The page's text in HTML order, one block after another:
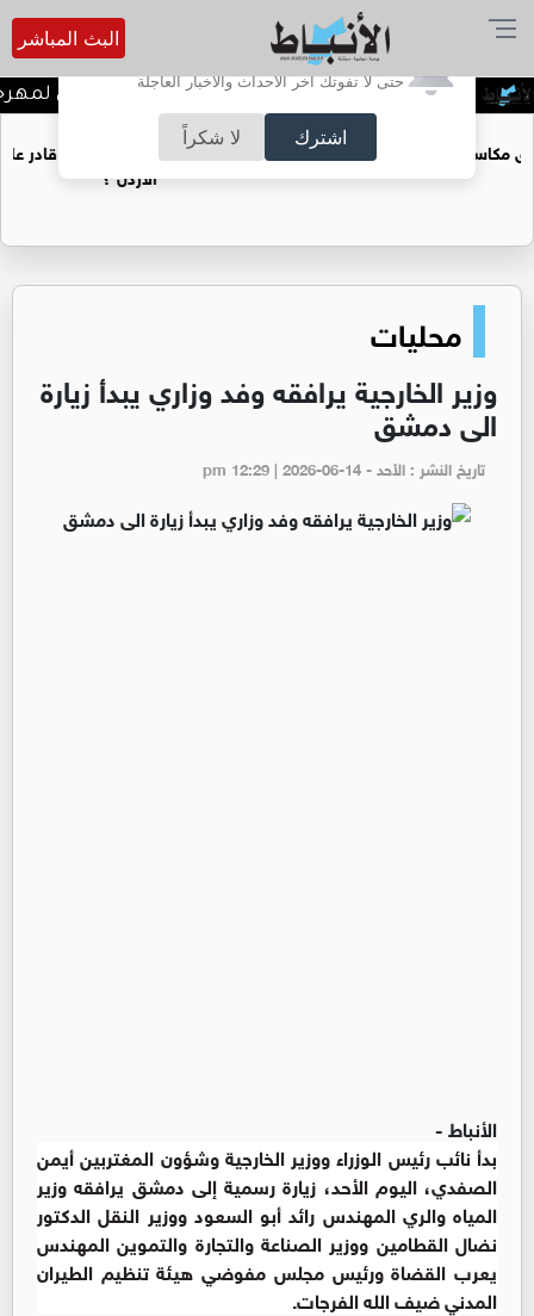
أترغب في تفعيل الإشعارات؟
حتى لا تفوتك آخر الأحداث والأخبار العاجلة
اشترك لا شكراً
البث المباشر
ندوة تعاين التراث الأردني ضمن البرنامج الثقافي
هل غاز الريشة قادر على ان يغطي فجوة الطاقة في
الأردن ؟
محليات
وزير الخارجية يرافقه وفد وزاري يبدأ زيارة
الى دمشق
تاريخ النشر : الأحد - pm 12:29 | 2026-06-14
الأنباط -
بدأ نائب رئيس الوزراء ووزير الخارجية وشؤون المغتربين أيمن
الصفدي، اليوم الأحد، زيارة رسمية إلى دمشق يرافقه وزير
المياه والري المهندس رائد أبو السعود ووزير النقل الدكتور
نضال القطامين ووزير الصناعة والتجارة والتموين المهندس
يعرب القضاة ورئيس مجلس مفوضي هيئة تنظيم الطيران
المدني ضيف الله الفرجات.